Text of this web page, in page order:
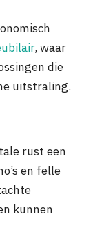
, waar
die
uitstraling.
rust een
en felle
kunnen